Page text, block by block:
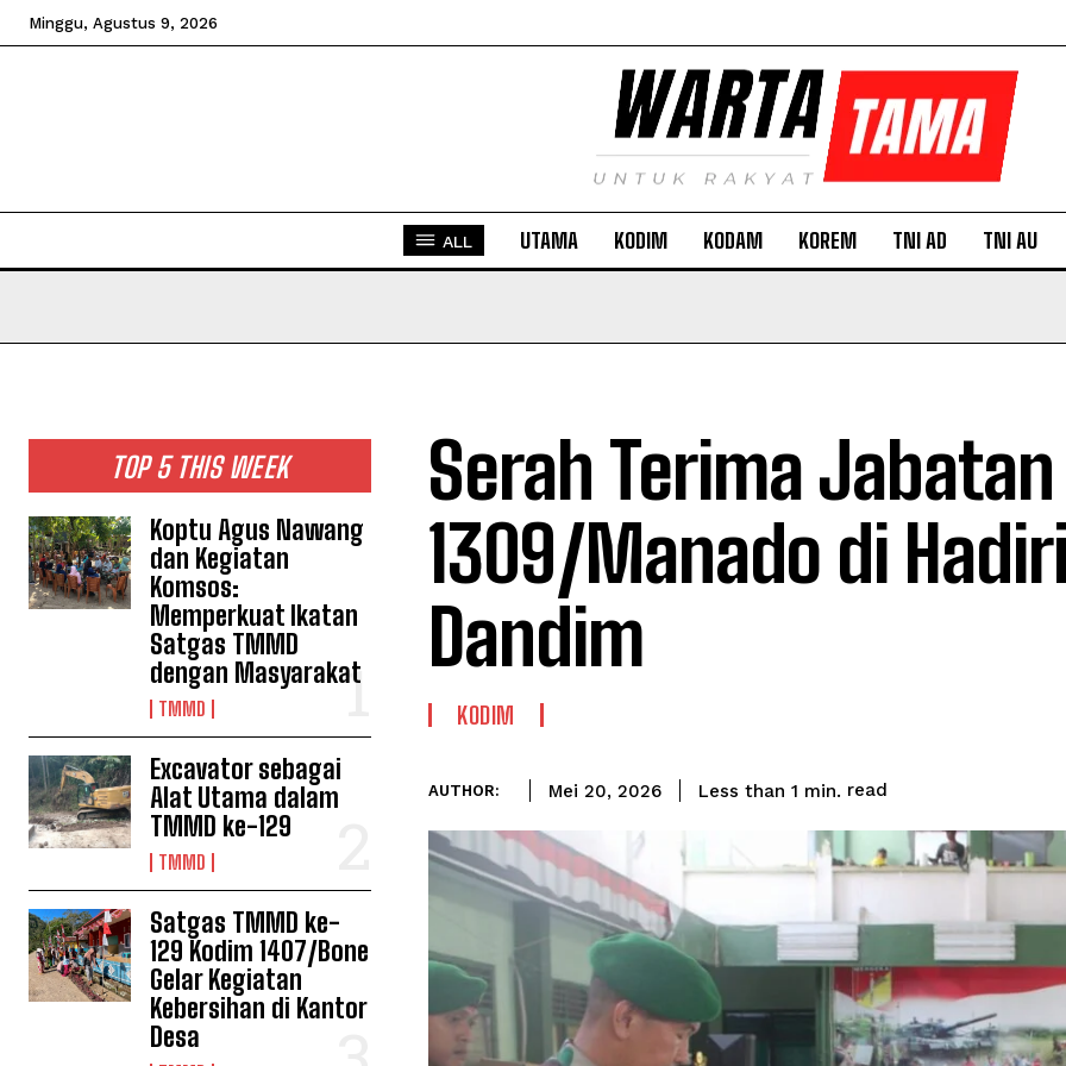
Minggu, Agustus 9, 2026
ALL UTAMA KODIM KODAM KOREM TNI AD TNI AU
TOP 5 THIS WEEK
Koptu Agus Nawang
dan Kegiatan
Komsos:
Memperkuat Ikatan
Satgas TMMD
dengan Masyarakat
TMMD
Excavator sebagai
Alat Utama dalam
TMMD ke-129
TMMD
Satgas TMMD ke-
129 Kodim 1407/Bone
Gelar Kegiatan
Kebersihan di Kantor
Desa
Serah Terima
1309/Manado di
Dandim
KODIM
AUTHOR: Mei 20, 2026 Less than 1 min. read